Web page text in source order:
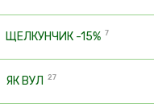
ЩЕЛКУНЧИК -15% 7
ЯК ВУЛ 27